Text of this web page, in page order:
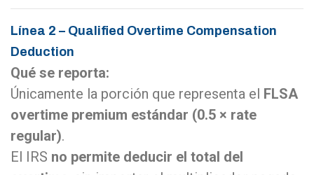
Línea 2 – Qualified Overtime Compensation
Deduction
Qué se reporta:
Únicamente la porción que representa el FLSA
overtime premium estándar (0.5 × rate
regular).
El IRS no permite deducir el total del